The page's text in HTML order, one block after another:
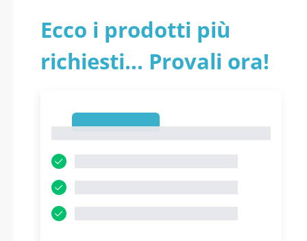
Ecco i prodotti più
richiesti... Provali ora!